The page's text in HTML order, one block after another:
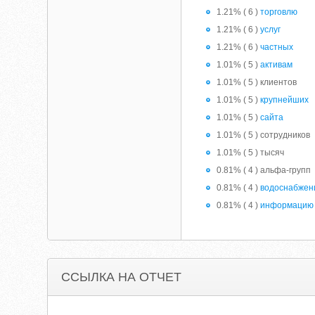
1.21% ( 6 )торговлю
1.21% ( 6 )услуг
1.21% ( 6 )частных
1.01% ( 5 )активам
1.01% ( 5 ) клиентов
1.01% ( 5 )крупнейших
1.01% ( 5 )сайта
1.01% ( 5 ) сотрудников
1.01% ( 5 ) тысяч
0.81% ( 4 ) альфа-групп
0.81% ( 4 )
0.81% ( 4 )информацию
ССЫЛКА НА ОТЧЕТ